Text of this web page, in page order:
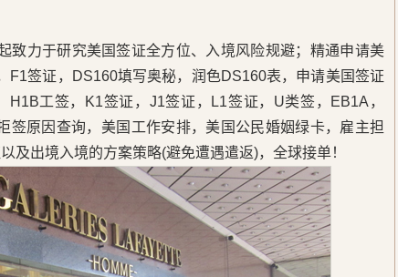
致力于研究美国签证全方位、入境风险规避；精通申请美
F1签证，DS160填写奥秘，润色DS160表，申请美国签证
工签，K1签证，J1签证，L1签证，U类签，EB1A，
签原因查询，美国工作安排，美国公民婚姻绿卡，雇主担
及出境入境的方案策略(避免遭遇遣返)，全球接单！